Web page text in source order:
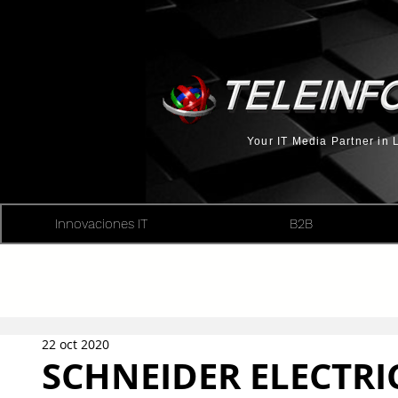
Your IT Media Partner in
Innovaciones IT B2B
SCHNEIDER
22 oct 2020